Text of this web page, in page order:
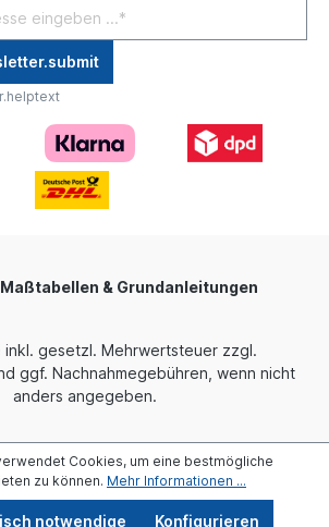
Maßtabellen & Grundanleitungen
inkl. gesetzl. Mehrwertsteuer zzgl.
ggf. Nachnahmegebühren, wenn nicht
anders angegeben.
Realisiert mit Shopware
Cookies, um eine bestmögliche
zu können. Mehr Informationen ...
notwendige Konfigurieren